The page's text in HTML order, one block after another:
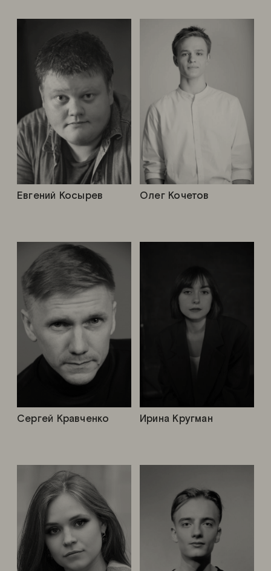
Ирина Кругман
Евгений Косырев
Сергей Кравченко
Олег Кочетов